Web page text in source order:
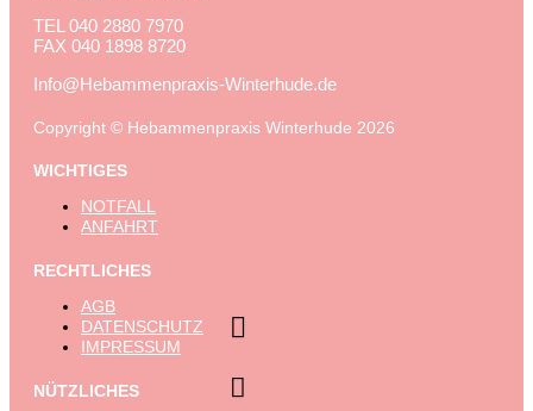


TEL040 2880 7970
FAX 040 1898 8720
Info@Hebammenpraxis-Winterhude.de
Copyright © Hebammenpraxis Winterhude 2026
WICHTIGES
NOTFALL
ANFAHRT
RECHTLICHES
AGB
DATENSCHUTZ
IMPRESSUM
NÜTZLICHES